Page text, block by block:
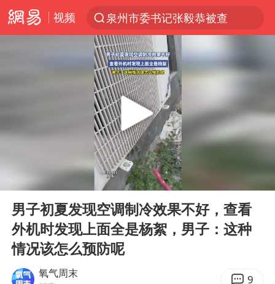
视频
泉州市委书记张毅恭被查
中医教你一招提升气血
全球首个长时储能一体化产业园量产
胜宏科技：股票交易异常波动
中巨芯：上半年归母净利润1405.77万元
美股存储板块集体大跌
U17国足点球大战淘汰河床晋级决赛
Play
男子初夏发现空调制冷效果不好，查看
外机时发现上面全是杨絮，男子：这种
情况该怎么预防呢
氧气周末 9